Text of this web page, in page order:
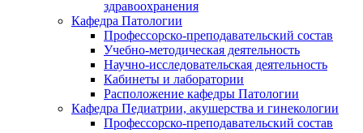
здравоохранения
Кафедра Патологии
Профессорско-преподавательский состав
Учебно-методическая деятельность
Научно-исследовательская деятельность
Кабинеты и лаборатории
Расположение кафедры Патологии
Кафедра Педиатрии, акушерства и гинекологии
Профессорско-преподавательский состав